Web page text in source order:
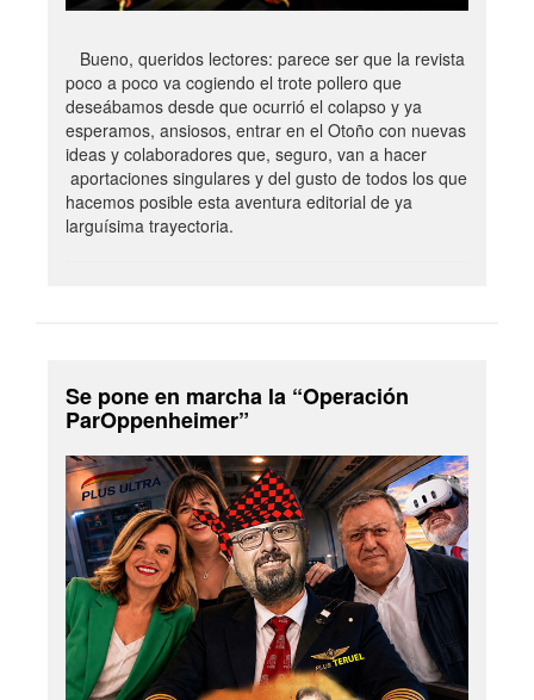
Bueno, queridos lectores: parece ser que la revista
poco a poco va cogiendo el trote pollero que
deseábamos desde que ocurrió el colapso y ya
esperamos, ansiosos, entrar en el Otoño con nuevas
ideas y colaboradores que, seguro, van a hacer
aportaciones singulares y del gusto de todos los que
hacemos posible esta aventura editorial de ya
larguísima trayectoria.
Se pone en marcha la “Operación
ParOppenheimer”